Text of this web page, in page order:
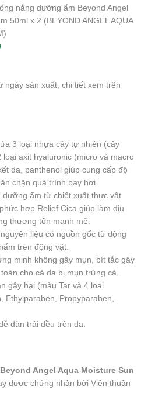
nắng dưỡng ẩm Beyond Angel
50ml x 2 (BEYOND ANGEL AQUA
ngày sản xuất, chi tiết xem trên
3 loại nhựa cây tự nhiên (cây
axit hyaluronic (micro và macro
da, panthenol giúp cung cấp độ
chặn quá trình bay hơi.
ẩm từ chiết xuất thực vật
hợp Relief Cica giúp làm dịu
thương tổn mạnh mẽ.
liệu có nguồn gốc từ động
trên động vật.
minh không gây mụn, bít tắc gây
cho cả da bị mụn trứng cá.
gây hại (màu Tar và 4 loại
Ethylparaben, Propyparaben,
dàn trải đều trên da.
Angel Aqua Moisture Sun
được chứng nhận bởi Viện thuần